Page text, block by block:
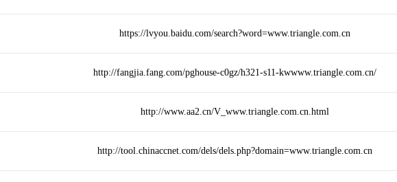
https://lvyou.baidu.com/search?word=www.triangle.com.cn
http://fangjia.fang.com/pghouse-c0gz/h321-s11-kwwww.triangle.com.cn/
http://www.aa2.cn/V_www.triangle.com.cn.html
http://tool.chinaccnet.com/dels/dels.php?domain=www.triangle.com.cn